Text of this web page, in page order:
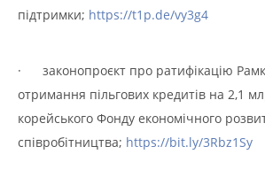
підтримки; https://t1p.de/vy3g4
· законопроєкт про ратифікацію
отримання пільгових кредитів на 2,1
корейського Фонду економічного
співробітництва; https://bit.ly/3Rbz1Sy